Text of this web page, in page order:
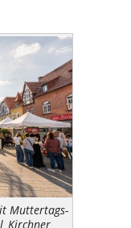
Muttertags-